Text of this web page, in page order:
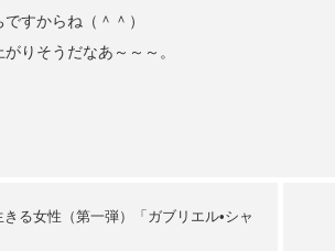
すからね（＾＾）
りそうだなあ～～～。
る女性（第一弾）「ガブリエル•シャ